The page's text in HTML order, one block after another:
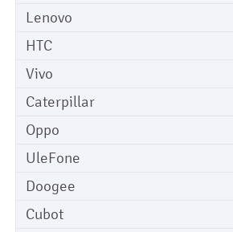
Lenovo
HTC
Vivo
Caterpillar
Oppo
UleFone
Doogee
Cubot